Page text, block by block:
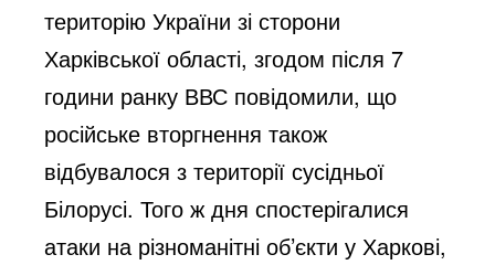
територію України зі сторони
Харківської області, згодом після 7
години ранку ВВС повідомили, що
російське вторгнення також
відбувалося з території сусідньої
Білорусі. Того ж дня спостерігалися
атаки на різноманітні об’єкти у Харкові,